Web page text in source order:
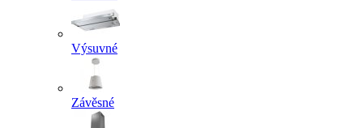
Výsuvné
Závěsné